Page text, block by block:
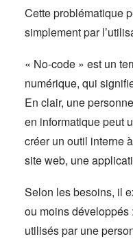
Cette problématique
simplement par
« No-code » est un
numérique, qui
En clair, une
en informatique peut
créer un outil interne
site web, une
Selon les besoins, il
ou moins
utilisés par une